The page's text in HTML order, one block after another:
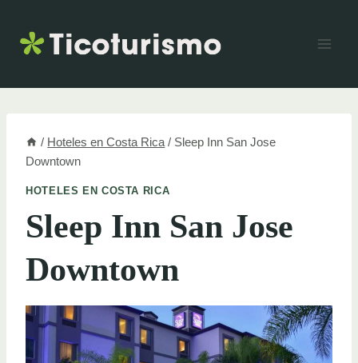
content
/ Hoteles en Costa Rica / Sleep Inn San Jose
Downtown
HOTELES EN COSTA RICA
Sleep Inn San Jose
Downtown